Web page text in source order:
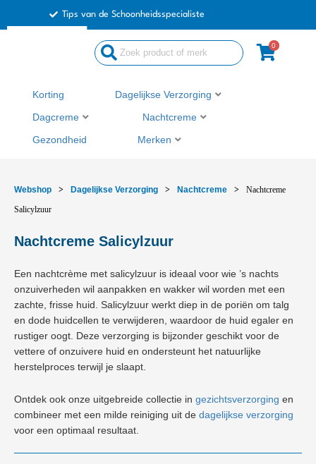
Tips van de Schoonheidsspecialiste
Search
...
0
Korting Dagelijkse Verzorging
Dagcreme Nachtcreme
Gezondheid Merken
Webshop > Dagelijkse Verzorging > Nachtcreme >
Nachtcreme
Salicylzuur
Nachtcreme Salicylzuur
Een nachtcrème met salicylzuur is ideaal voor wie ’s nachts
onzuiverheden wil aanpakken en wakker wil worden met een
zachte, frisse huid. Salicylzuur werkt diep in de poriën om talg
en dode huidcellen te verwijderen, waardoor de huid egaler en
rustiger oogt. Deze verzorging is bijzonder geschikt voor de
vettere of onzuivere huid en ondersteunt het natuurlijke
herstelproces terwijl je slaapt.
Ontdek ook onze uitgebreide collectie in gezichtsverzorging en
combineer met een milde reiniging uit de dagelijkse verzorging
voor een optimaal resultaat.